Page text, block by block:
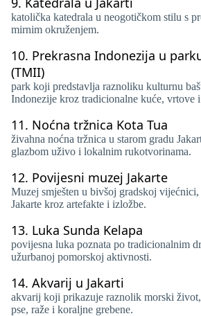
katolička katedrala u neogotičkom stilu s
mirnim okruženjem.
10. Prekrasna Indonezija u
(TMII)
park koji predstavlja raznoliku kulturnu
Indonezije kroz tradicionalne kuće, vrtove i
11. Noćna tržnica Kota Tua
živahna noćna tržnica u starom gradu
glazbom uživo i lokalnim rukotvorinama.
12. Povijesni muzej Jakarte
Muzej smješten u bivšoj gradskoj
Jakarte kroz artefakte i izložbe.
13. Luka Sunda Kelapa
povijesna luka poznata po tradicionalnim
užurbanoj pomorskoj aktivnosti.
14. Akvarij u Jakarti
akvarij koji prikazuje raznolik morski
pse, raže i koraljne grebene.